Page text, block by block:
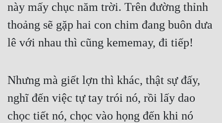
này mấy chục năm trời. Trên đường thỉnh
thoảng sẽ gặp hai con chim đang buôn dưa
lê với nhau thì cũng kememay, đi tiếp!
Nhưng mà giết lợn thì khác, thật sự đấy,
nghĩ đến việc tự tay trói nó, rồi lấy dao
chọc tiết nó, chọc vào họng đến khi nó